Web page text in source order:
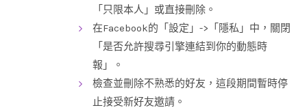
「只限本人」或直接刪除。
在Facebook的「設定」->「隱私」中，關閉
「是否允許搜尋引擎連結到你的動態時
報」。
檢查並刪除不熟悉的好友，這段期間暫時停
止接受新好友邀請。